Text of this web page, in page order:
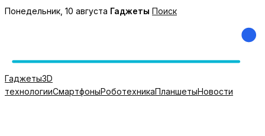
Перейти
Понедельник, 10 августа Гаджеты Поиск
Гаджеты3D
технологииСмартфоныРоботехникаПланшетыНовости